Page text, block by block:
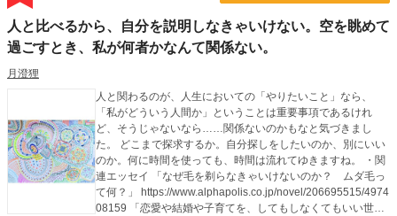
人と比べるから、自分を説明しなきゃいけない。空を眺めて
過ごすとき、私が何者かなんて関係ない。
月澄狸
人と関わるのが、人生においての「やりたいこと」なら、
「私がどういう人間か」ということは重要事項であるけれ
ど、そうじゃないなら……関係ないのかもなと気づきまし
た。 どこまで探求するか。自分探しをしたいのか、別にいい
のか。何に時間を使っても、時間は流れてゆきますね。 ・関
連エッセイ 「なぜ毛を剃らなきゃいけないのか？ ムダ毛っ
て何？」 https://www.alphapolis.co.jp/novel/206695515/4974
08159 「恋愛や結婚や子育てを、してもしなくてもいい世界